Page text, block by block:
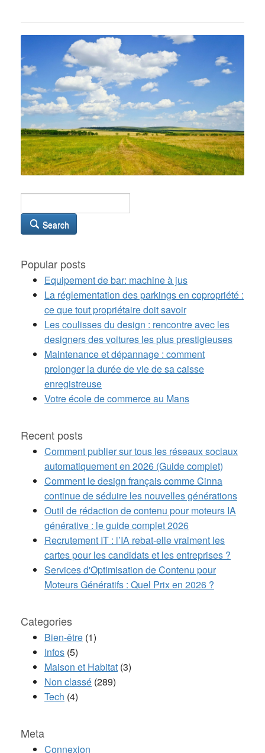
Search
Popular posts
Equipement de bar: machine à jus
La réglementation des parkings en copropriété :
ce que tout propriétaire doit savoir
Les coulisses du design : rencontre avec les
designers des voitures les plus prestigieuses
Maintenance et dépannage : comment
prolonger la durée de vie de sa caisse
enregistreuse
Votre école de commerce au Mans
Recent posts
Comment publier sur tous les réseaux sociaux
automatiquement en 2026 (Guide complet)
Comment le design français comme Cinna
continue de séduire les nouvelles générations
Outil de rédaction de contenu pour moteurs IA
générative : le guide complet 2026
Recrutement IT : l’IA rebat-elle vraiment les
cartes pour les candidats et les entreprises ?
Services d'Optimisation de Contenu pour
Moteurs Génératifs : Quel Prix en 2026 ?
Categories
Bien-être (1)
Infos (5)
Maison et Habitat (3)
Non classé (289)
Tech (4)
Meta
Connexion